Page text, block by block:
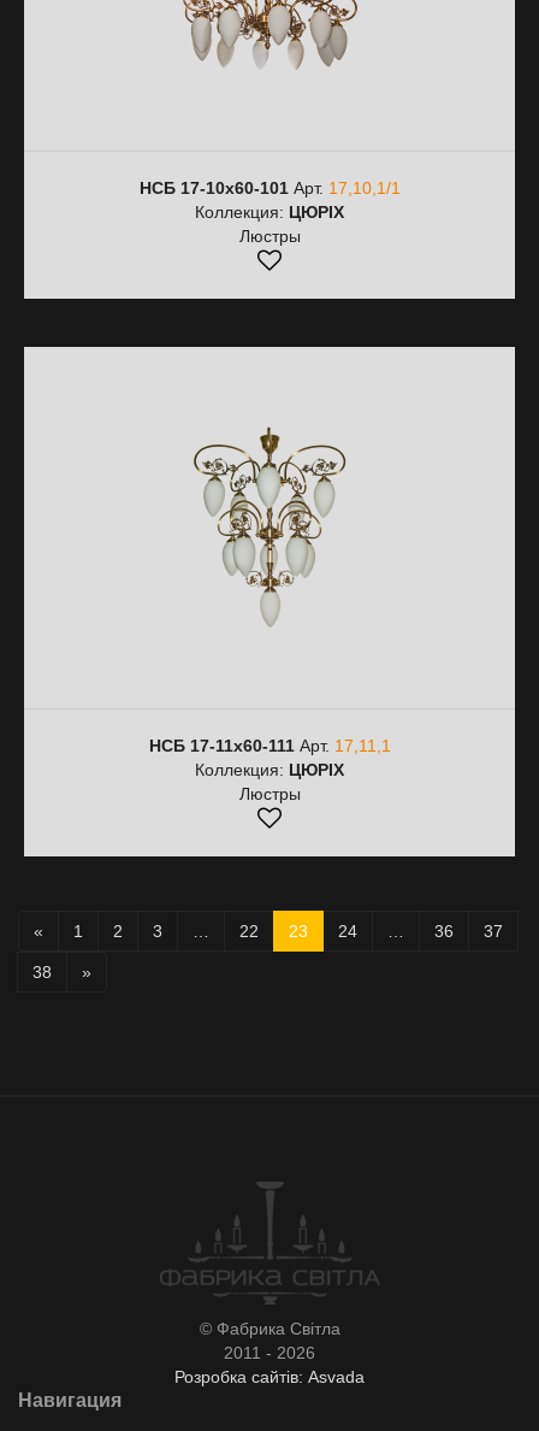
НСБ 17-10х60-101Арт. 17,10,1/1
Коллекция: ЦЮРІХ
Люстры
НСБ 17-11х60-111Арт. 17,11,1
Коллекция: ЦЮРІХ
Люстры
« 1 2 3 22 23 24 36 37
38 »
© Фабрика Світла
2011 - 2026
Розробка сайтів: Asvada
Навигация